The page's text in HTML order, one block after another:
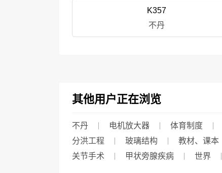
K357
不丹
其他用户正在浏览
不丹 电机放大器 体育制度
分洪工程
玻璃结构 教材、课本
关节手术
甲状旁腺疾病 世界